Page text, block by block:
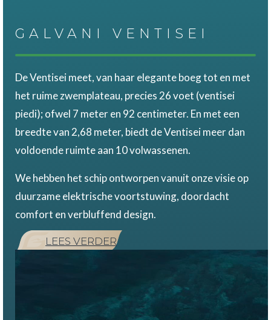
GALVANI VENTISEI
De Ventisei meet, van haar elegante boeg tot en met
het ruime zwemplateau, precies 26 voet (ventisei
piedi); ofwel 7 meter en 92 centimeter. En met een
breedte van 2,68 meter, biedt de Ventisei meer dan
voldoende ruimte aan 10 volwassenen.
We hebben het schip ontworpen vanuit onze visie op
duurzame elektrische voortstuwing, doordacht
comfort en verbluffend design.
LEES VERDER